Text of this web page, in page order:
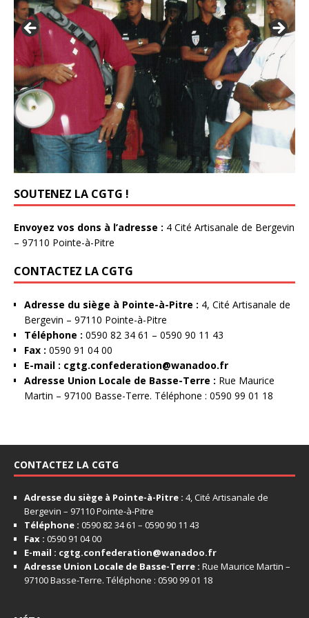
SOUTENEZ LA CGTG !
Envoyez vos dons à l’adresse : 4 Cité Artisanale de Bergevin
– 97110 Pointe-à-Pitre
CONTACTEZ LA CGTG
Adresse du siège à Pointe-à-Pitre : 4, Cité Artisanale de
Bergevin – 97110 Pointe-à-Pitre
Téléphone : 0590 82 34 61 – 0590 90 11 43
Fax : 0590 91 04 00
E-mail : cgtg.confederation@wanadoo.fr
Adresse Union Locale de Basse-Terre : Rue Maurice
Martin – 97100 Basse-Terre. Téléphone : 0590 99 01 18
CONTACTEZ LA CGTG
Adresse du siège à Pointe-à-Pitre : 4, Cité Artisanale de
Bergevin – 97110 Pointe-à-Pitre
Téléphone : 0590 82 34 61 – 0590 90 11 43
Fax : 0590 91 04 00
E-mail : cgtg.confederation@wanadoo.fr
Adresse Union Locale de Basse-Terre : Rue Maurice Martin –
97100 Basse-Terre. Téléphone : 0590 99 01 18